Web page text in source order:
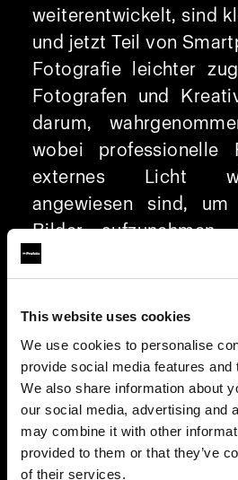
This website uses cookies
We use cookies to personalise
provide social media features and
We also share information about
our social media, advertising and
may combine it with other
provided to them or that they’ve
of their services.
weiterentwickelt, sind
und jetzt Teil von
Fotografie leichter
Fotografen und
darum,
wobei professionelle
externes Licht
angewiesen sind, um
Bilder
Profoto innovativ,
Camera ist ein
optimiert die
durch hervorragende
Individuelles RAW-
schnellere
bessere Bilder
Verlieren Sie keine Zeit